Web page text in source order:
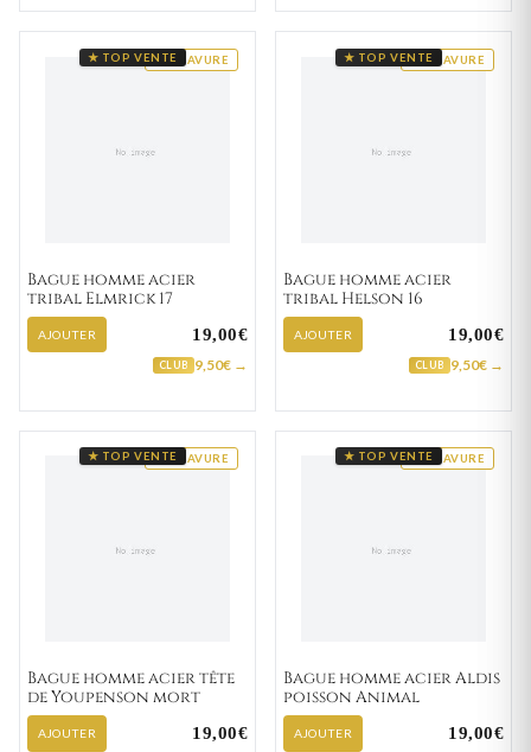
GRAVURE
★ TOP VENTE
Bague homme acier
tribal Elmrick 17
AJOUTER 19,00€
CLUB 9,50€ →
GRAVURE
★ TOP VENTE
Bague homme acier
tribal Helson 16
AJOUTER 19,00€
CLUB 9,50€ →
GRAVURE
★ TOP VENTE
Bague homme acier tête
de Youpenson mort
AJOUTER 19,00€
GRAVURE
★ TOP VENTE
Bague homme acier Aldis
poisson Animal
AJOUTER 19,00€